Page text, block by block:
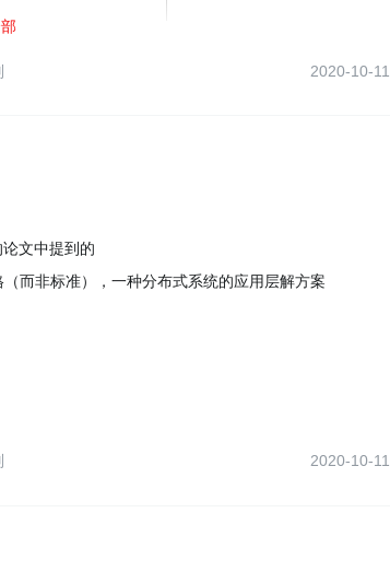
2020-10-11
文中提到的
而非标准），一种分布式系统的应用层解方案
2020-10-11